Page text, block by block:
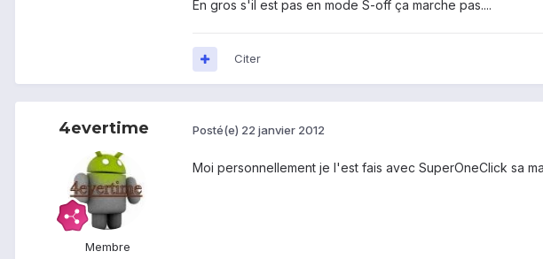
En gros s'il est pas en mode S-off ça marche pas....
Citer
4evertime
Membre
Posté(e) 22 janvier 2012
Moi personnellement je l'est fais avec SuperOneClick sa